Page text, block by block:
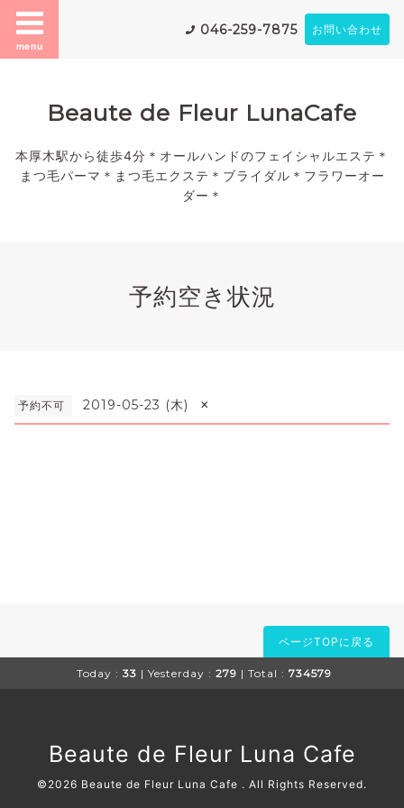
menu
046-259-7875 お問い合わせ
Beaute de Fleur LunaCafe
本厚木駅から徒歩4分＊オールハンドのフェイシャルエステ＊
まつ毛パーマ＊まつ毛エクステ＊ブライダル＊フラワーオー
ダー＊
予約空き状況
予約不可 2019-05-23 (木) ×
ページTOPに戻る
Today : 33 | Yesterday : 279 | Total : 734579
Beaute de Fleur Luna Cafe
©2026 Beaute de Fleur Luna Cafe . All Rights Reserved.